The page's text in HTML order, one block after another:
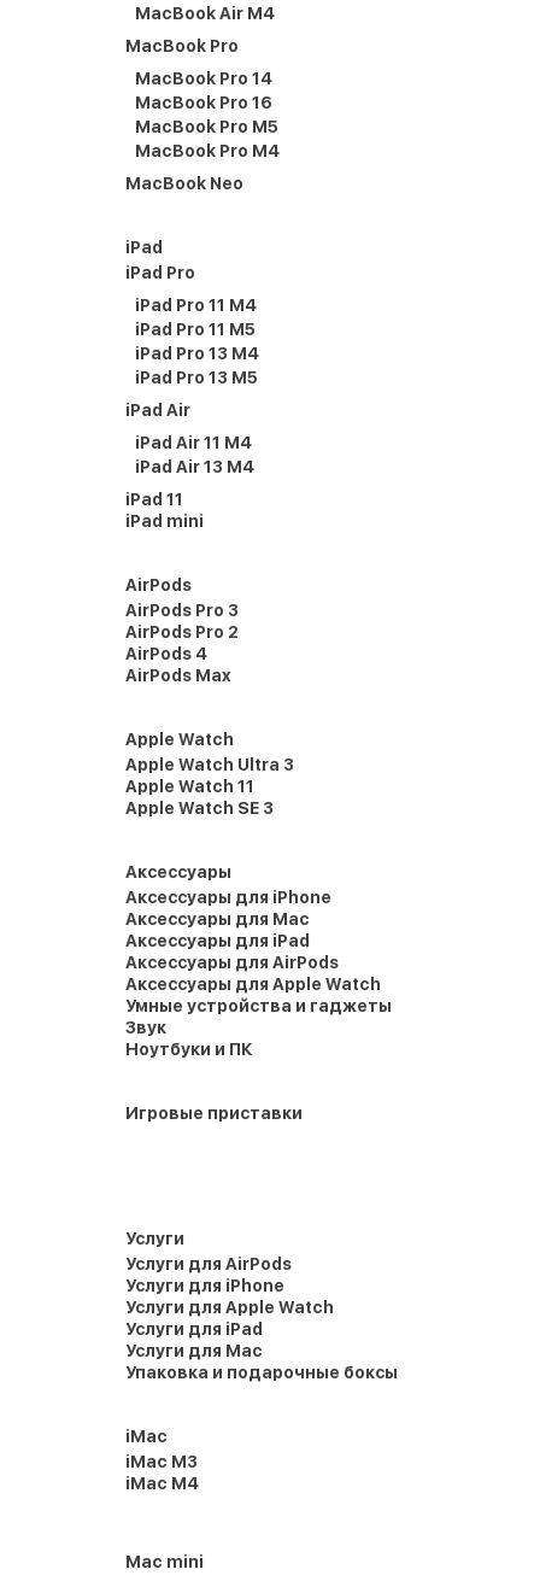
MacBook Air M4
MacBook Pro
MacBook Pro 14
MacBook Pro 16
MacBook Pro M5
MacBook Pro M4
MacBook Neo
iPad
iPad Pro
iPad Pro 11 M4
iPad Pro 11 M5
iPad Pro 13 M4
iPad Pro 13 M5
iPad Air
iPad Air 11 M4
iPad Air 13 M4
iPad 11
iPad mini
AirPods
AirPods Pro 3
AirPods Pro 2
AirPods 4
AirPods Max
Apple Watch
Apple Watch Ultra 3
Apple Watch 11
Apple Watch SE 3
Аксессуары
Аксессуары для iPhone
Аксессуары для Mac
Аксессуары для iPad
Аксессуары для AirPods
Аксессуары для Apple Watch
Умные устройства и гаджеты
Звук
Ноутбуки и ПК
Игровые приставки
Услуги
Услуги для AirPods
Услуги для iPhone
Услуги для Apple Watch
Услуги для iPad
Услуги для Mac
Упаковка и подарочные боксы
iMac
iMac M3
iMac M4
Mac mini